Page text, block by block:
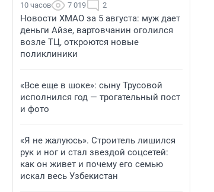
10 часов 7 019 2
Новости ХМАО за 5 августа: муж дает
деньги Айзе, вартовчанин оголился
возле ТЦ, откроются новые
поликлиники
«Все еще в шоке»: сыну Трусовой
исполнился год — трогательный пост
и фото
«Я не жалуюсь». Строитель лишился
рук и ног и стал звездой соцсетей:
как он живет и почему его семью
искал весь Узбекистан